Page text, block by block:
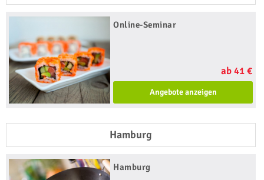
Online-Seminar
ab 41 €
Angebote anzeigen
Hamburg
Hamburg